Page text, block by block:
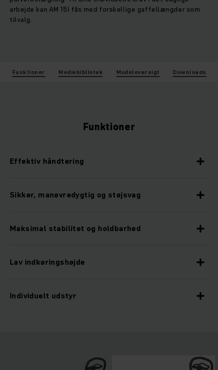
arbejde kan AM 15l fås med forskellige gaffellængder som
tilvalg.
Funktioner Mediebibliotek Modeloversigt Downloads
Funktioner
Effektiv håndtering
Sikker, manøvredygtig og støjsvag
Maksimal stabilitet og holdbarhed
Lav indkøringshøjde
Individuelt udstyr